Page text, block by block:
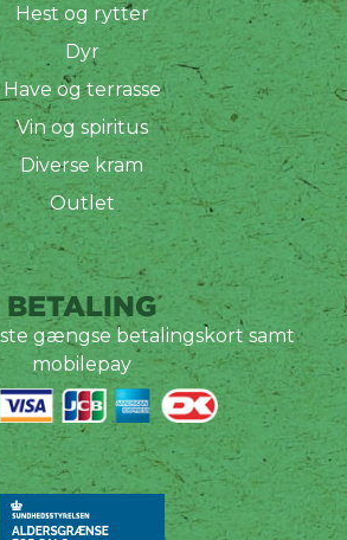
Hest og rytter
Dyr
Have og terrasse
Vin og spiritus
Diverse kram
Outlet
BETALING
gængse betalingskort samt
mobilepay